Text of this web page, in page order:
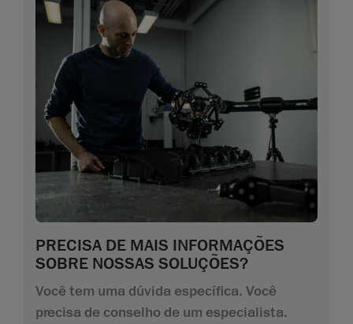
PRECISA DE MAIS INFORMAÇÕES
SOBRE NOSSAS SOLUÇÕES?
Você tem uma dúvida específica. Você
precisa de conselho de um especialista.